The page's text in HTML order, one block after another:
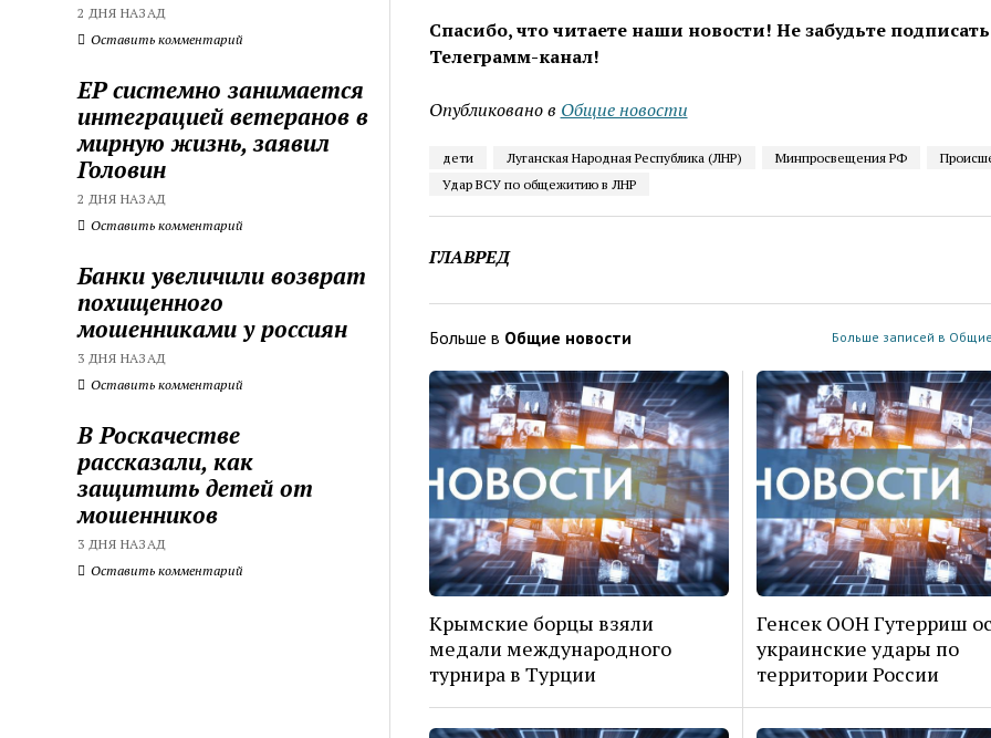
2 ДНЯ НАЗАД
Оставить комментарий
ЕР системно занимается
интеграцией ветеранов в
мирную жизнь, заявил
Головин
2 ДНЯ НАЗАД
Оставить комментарий
Банки увеличили возврат
похищенного
мошенниками у россиян
3 ДНЯ НАЗАД
Оставить комментарий
В Роскачестве
рассказали, как
защитить детей от
мошенников
3 ДНЯ НАЗАД
Оставить комментарий
Спасибо, что читаете наши новости! Не забудьте
Телеграмм-канал!
Опубликовано в Общие новости
дети Луганская Народная Республика (ЛНР) Минпросвещения РФ
Удар ВСУ по общежитию в ЛНР
ГЛАВРЕД
Больше в Общие новости Больше записей в
Крымские борцы взяли
медали международного
турнира в Турции
Генсек ООН Гутерриш
украинские удары по
территории России